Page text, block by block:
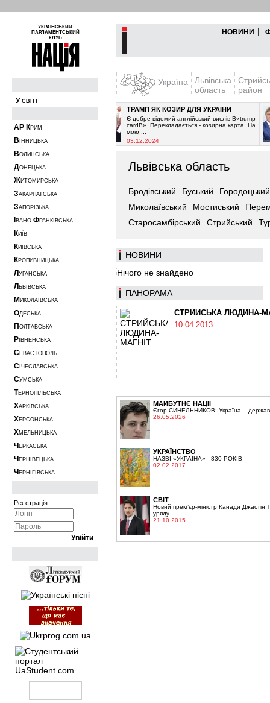
УКРАЇНСЬКИЙ
ПАРЛАМЕНТСЬКИЙ
КЛУБ
НОВИНИ |
У СВІТІ
АР КРИМ
В ІННИЦЬКА
ВОЛИНСЬКА
ДОНЕЦЬКА
ЖИТОМИРСЬКА
ЗАКАРПАТСЬКА
ЗАПОРІЗЬКА
ВАНО-ФРАНКІВСЬКА
КИЇВ
КИЇВСЬКА
КРОПИВНИЦЬКА
Л УГАНСЬКА
Л ЬВІВСЬКА
М ИКОЛАЇВСЬКА
ОДЕСЬКА
П ОЛТАВСЬКА
Р ІВНЕНСЬКА
СЕВАСТОПОЛЬ
С ІЧЕСЛАВСЬКА
СУМСЬКА
ТЕРНОПІЛЬСЬКА
ХАРКІВСЬКА
ХЕРСОНСЬКА
ХМЕЛЬНИЦЬКА
Ч ЕРКАСЬКА
Ч ЕРНІВЕЦЬКА
Ч ЕРНІГІВСЬКА
Реєстрація
Україна
Львівська
область
район
очікувалось з 2021-го
ТРАМП ЯК КОЗИР ДЛЯ УКРАЇНИ
Є добре відомий англійський вислів В«trump
cardВ». Перекладається - козирна карта. На
мою ...
03.12.2024
Львівська область
Бродівський Буський
Городоцький
Миколаївський
Мостиський
Старосамбірський
Стрийський
НОВИНИ
Нічого не знайдено
ПАНОРАМА
СТРИЙСЬКА ЛЮДИНА-
10.04.2013
МАЙБУТНЄ НАЦІЇ
Єгор СИНЕЛЬНИКОВ: Україна –
26.05.2026
УКРАЇНСТВО
НАЗВІ «УКРАЇНА» - 830 РОКІВ
02.02.2017
СВІТ
Новий прем’єр-міністр Канади Джастін
уряду
21.10.2015